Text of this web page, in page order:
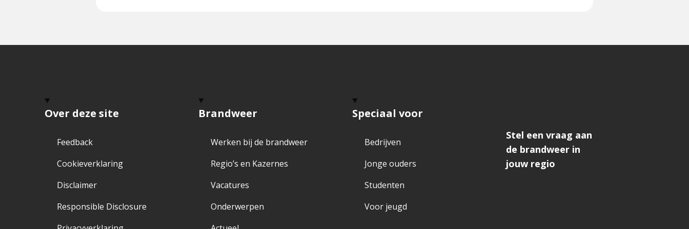
Over deze site
Feedback
Cookieverklaring
Disclaimer
Responsible Disclosure
Brandweer
Werken bij de brandweer
Regio’s en Kazernes
Vacatures
Onderwerpen
Speciaal voor
Bedrijven
Jonge ouders
Studenten
Voor jeugd
Stel een vraag aan
de brandweer in
jouw regio